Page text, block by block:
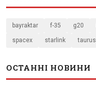
bayraktar f-35 g20
spacex starlink taurus
ОСТАННІ НОВИНИ